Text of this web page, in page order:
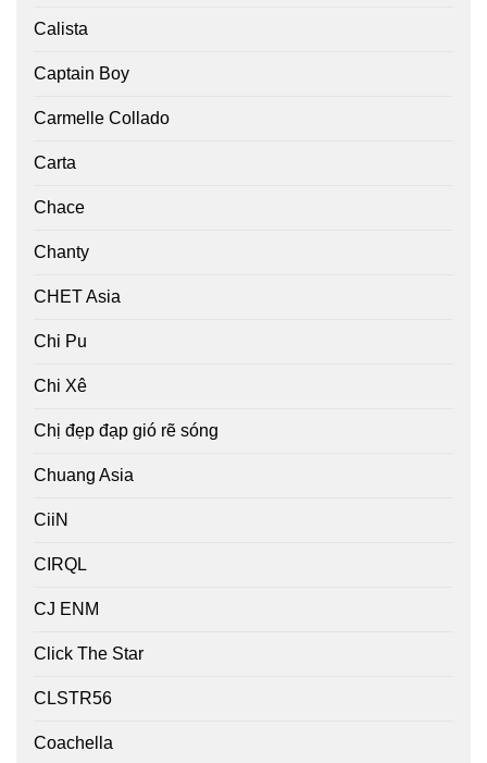
Calista
Captain Boy
Carmelle Collado
Carta
Chace
Chanty
CHET Asia
Chi Pu
Chi Xê
Chị đẹp đạp gió rẽ sóng
Chuang Asia
CiiN
CIRQL
CJ ENM
Click The Star
CLSTR56
Coachella